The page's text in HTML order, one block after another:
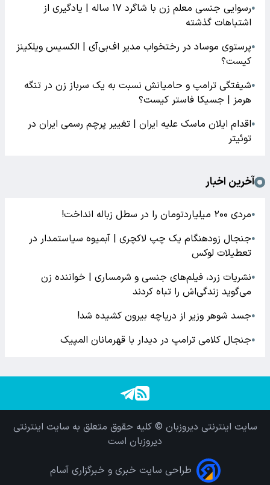
●
رسوایی جنسی معلم زن با شاگرد ۱۷ ساله | یادگیری از
اشتباهات گذشته
●پرستوی موساد در رختخواب مدیر اف‌بی‌آی | الکسیس ویلکینز
کیست؟
●شیفتگی ترامپ و حامیانش نسبت به یک سرباز زن در تنگه
هرمز | جسیکا فاستر کیست؟
●اقدام ایلان ماسک علیه ایران | تغییر پرچم رسمی ایران در
توئیتر
آخرین اخبار
●مردی ۲۰۰ میلیاردتومان را در سطل زباله انداخت!
●جنجال زودهنگام یک چپ لاکچری | آبمیوه سیاستمدار در
تعطیلات لوکس
●نشریات زرد، فیلم‌های جنسی و شرمساری | خواننده زن
می‌گوید زندگی‌اش را تباه کردند
●جسد شوهر وزیر از دریاچه بیرون کشیده شد!
●جنجال کلامی ترامپ در دیدار با قهرمانان المپیک
سایت اینترنتی دیروزبان © کلیه حقوق متعلق به سایت اینترنتی
دیروزبان است
طراحی سایت خبری و خبرگزاری آسام